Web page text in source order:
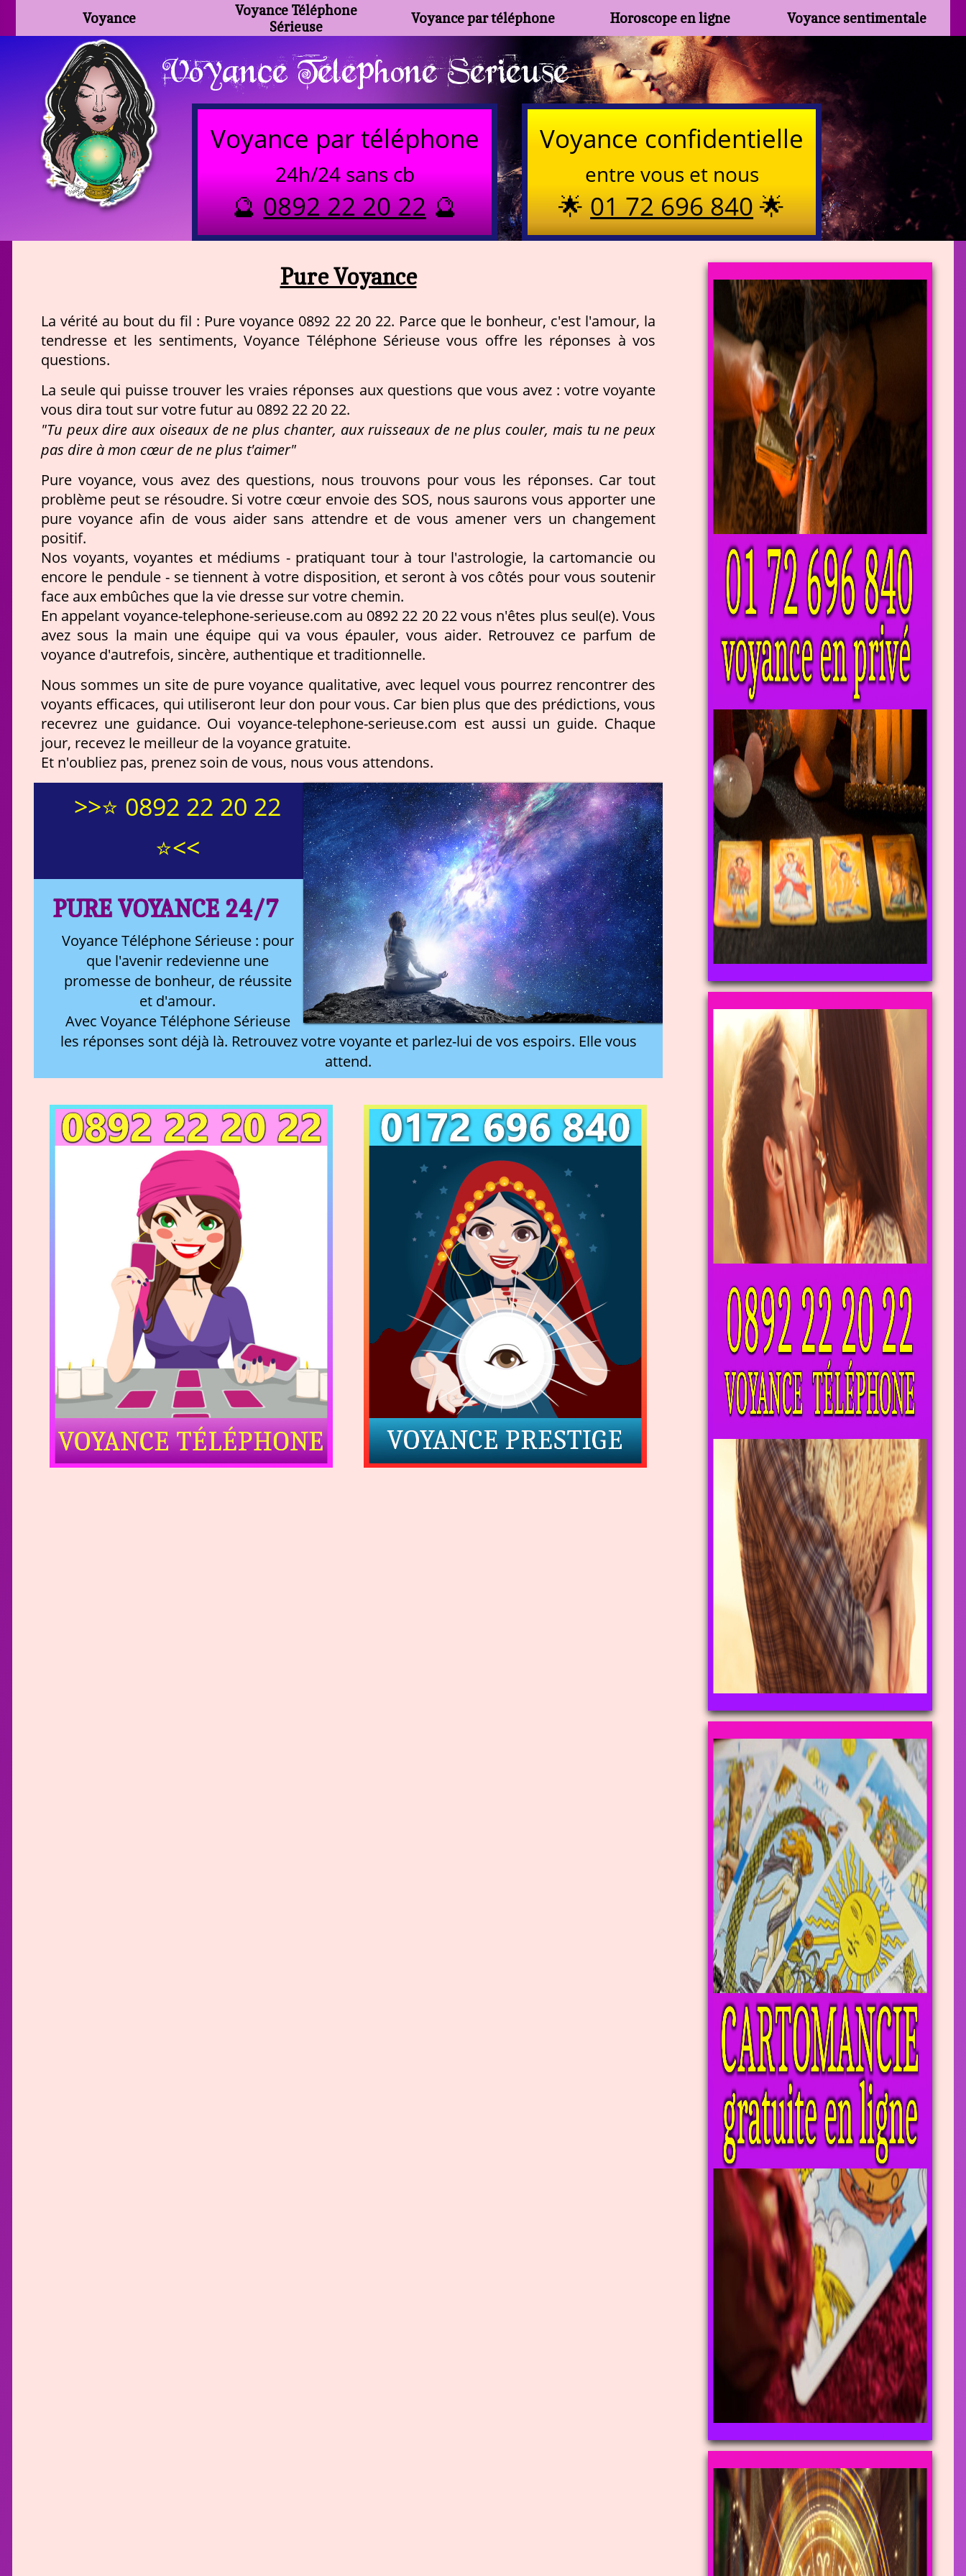
Voyance
Voyance Téléphone
Sérieuse
Voyance par téléphone Horoscope en ligne Voyance sentimentale
Voyance Telephone Serieuse
Voyance par téléphone
24h/24 sans cb
🔮0892 22 20 22🔮
Voyance confidentielle
entre vous et nous
🌟01 72 696 840🌟
Pure Voyance
La vérité au bout du fil : Pure voyance 0892 22 20 22. Parce que le bonheur, c'est l'amour, la
tendresse et les sentiments, Voyance Téléphone Sérieuse vous offre les réponses à vos
questions.
La seule qui puisse trouver les vraies réponses aux questions que vous avez : votre voyante
vous dira tout sur votre futur au 0892 22 20 22.
"Tu peux dire aux oiseaux de ne plus chanter, aux ruisseaux de ne plus couler, mais tu ne peux
pas dire à mon cœur de ne plus t'aimer"
Pure voyance, vous avez des questions, nous trouvons pour vous les réponses. Car tout
problème peut se résoudre. Si votre cœur envoie des SOS, nous saurons vous apporter une
pure voyance afin de vous aider sans attendre et de vous amener vers un changement
positif.
Nos voyants, voyantes et médiums - pratiquant tour à tour l'astrologie, la cartomancie ou
encore le pendule - se tiennent à votre disposition, et seront à vos côtés pour vous soutenir
face aux embûches que la vie dresse sur votre chemin.
En appelant voyance-telephone-serieuse.com au 0892 22 20 22 vous n'êtes plus seul(e). Vous
avez sous la main une équipe qui va vous épauler, vous aider. Retrouvez ce parfum de
voyance d'autrefois, sincère, authentique et traditionnelle.
Nous sommes un site de pure voyance qualitative, avec lequel vous pourrez rencontrer des
voyants efficaces, qui utiliseront leur don pour vous. Car bien plus que des prédictions, vous
recevrez une guidance. Oui voyance-telephone-serieuse.com est aussi un guide. Chaque
jour, recevez le meilleur de la voyance gratuite.
Et n'oubliez pas, prenez soin de vous, nous vous attendons.
>>⭐ 0892 22 20 22
⭐<<
PURE VOYANCE 24/7
Voyance Téléphone Sérieuse : pour
que l'avenir redevienne une
promesse de bonheur, de réussite
et d'amour.
Avec Voyance Téléphone Sérieuse
les réponses sont déjà là. Retrouvez votre voyante et parlez-lui de vos espoirs. Elle vous
attend.